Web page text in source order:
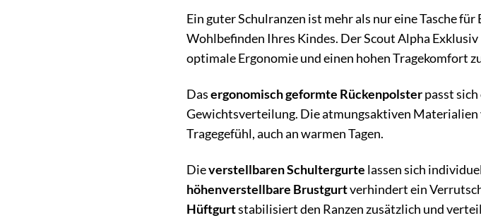
Ein guter Schulranzen ist mehr als nur eine Tasche
Wohlbefinden Ihres Kindes. Der Scout Alpha
optimale Ergonomie und einen hohen Tragekomfort
Dasergonomisch geformte Rückenpolsterpasst sich
Gewichtsverteilung. Die atmungsaktiven Materialien
Tragegefühl, auch an warmen Tagen.
Dieverstellbaren Schultergurte lassen sich
höhenverstellbare Brustgurtverhindert ein
Hüftgurtstabilisiert den Ranzen zusätzlich und